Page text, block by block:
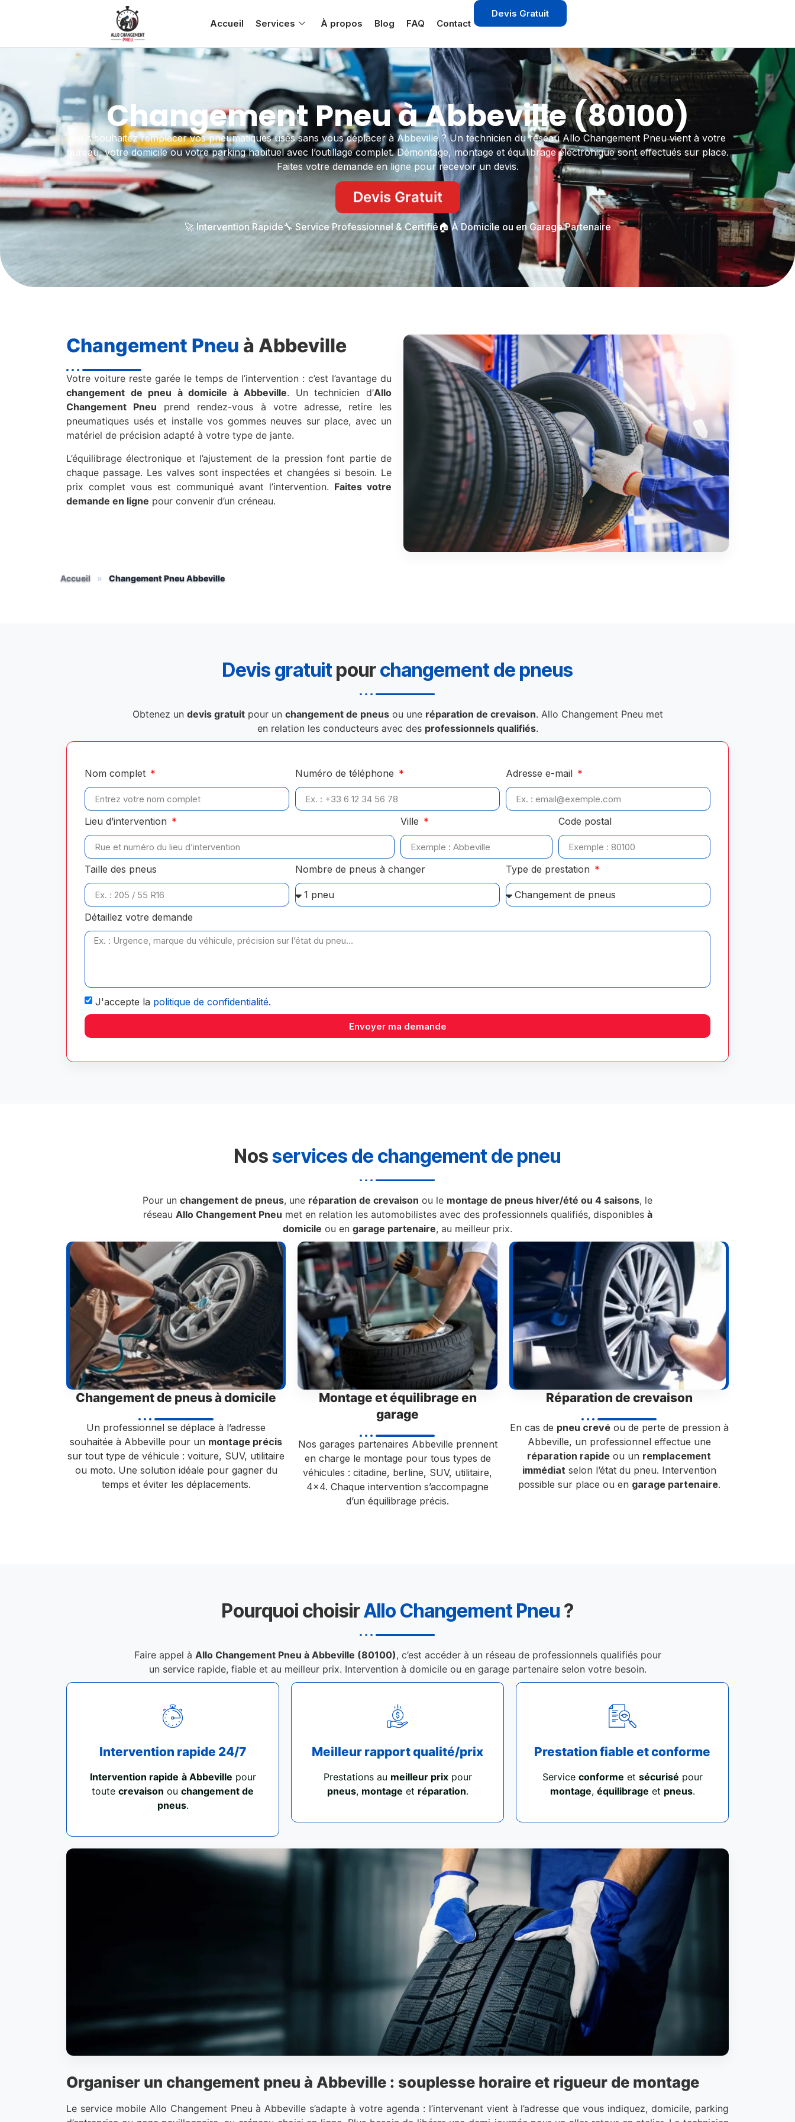
Accueil Services À propos Blog FAQ Contact
Devis Gratuit
Changement Pneu à Abbeville (80100)
Vous souhaitez remplacer vos pneumatiques usés sans vous déplacer à Abbeville ? Un technicien du réseau Allo Changement Pneu vient à votre
bureau, votre domicile ou votre parking habituel avec l’outillage complet. Démontage, montage et équilibrage électronique sont effectués sur place.
Faites votre demande en ligne pour recevoir un devis.
Devis Gratuit
🚀 Intervention Rapide🔧 Service Professionnel & Certifié🏠 À Domicile ou en Garage Partenaire
Changement Pneu à Abbeville
Votre voiture reste garée le temps de l’intervention : c’est l’avantage du
changement de pneu à domicile à Abbeville. Un technicien d’Allo
Changement Pneu prend rendez-vous à votre adresse, retire les
pneumatiques usés et installe vos gommes neuves sur place, avec un
matériel de précision adapté à votre type de jante.
L’équilibrage électronique et l’ajustement de la pression font partie de
chaque passage. Les valves sont inspectées et changées si besoin. Le
prix complet vous est communiqué avant l’intervention. Faites votre
demande en ligne pour convenir d’un créneau.
Accueil » Changement Pneu Abbeville
Devis gratuitpourchangement de pneus
Obtenez un devis gratuitpour un changement de pneusou une réparation de crevaison. Allo Changement Pneu met
en relation les conducteurs avec des professionnels qualifiés.
Nom complet Numéro de téléphone Adresse e-mail
Lieu d’intervention Ville Code postal
Taille des pneus Nombre de pneus à changer Type de prestation
Détaillez votre demande
J'accepte la politique de confidentialité.
Envoyer ma demande
Nosservices de changement de pneu
Pour un changement de pneus, une réparation de crevaison ou le montage de pneus hiver/été ou 4 saisons, le
réseau Allo Changement Pneu met en relation les automobilistes avec des professionnels qualifiés, disponibles à
domicile ou en garage partenaire, au meilleur prix.
Changement de pneus à domicile
Un professionnel se déplace à l’adresse
souhaitée à Abbeville pour un montage précis
sur tout type de véhicule : voiture, SUV, utilitaire
ou moto. Une solution idéale pour gagner du
temps et éviter les déplacements.
Montage et équilibrage en
garage
Nos garages partenaires Abbeville prennent
en charge le montage pour tous types de
véhicules : citadine, berline, SUV, utilitaire,
4×4. Chaque intervention s’accompagne
d’un équilibrage précis.
Réparation de crevaison
En cas de pneu crevéou de perte de pression à
Abbeville, un professionnel effectue une
réparation rapide ou un remplacement
immédiatselon l’état du pneu. Intervention
possible sur place ou en garage partenaire.
Pourquoi choisirAllo Changement Pneu ?
Faire appel à Allo Changement Pneu à Abbeville (80100), c’est accéder à un réseau de professionnels qualifiés pour
un service rapide, fiable et au meilleur prix. Intervention à domicile ou en garage partenaire selon votre besoin.
Intervention rapide 24/7
Intervention rapide à Abbeville pour
toute crevaison ou changement de
pneus.
Meilleur rapport qualité/prix
Prestations au meilleur prixpour
pneus, montage et réparation.
Prestation fiable et conforme
Service conforme et sécurisé pour
montage, équilibrage et pneus.
Organiser un changement pneu à Abbeville : souplesse horaire et rigueur de montage
Le service mobile Allo Changement Pneu à Abbeville s’adapte à votre agenda : l’intervenant vient à l’adresse que vous indiquez, domicile, parking